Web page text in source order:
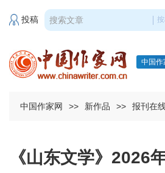
投稿
中国作
中国作家网 >> 新作品 >> 报刊在
《山东文学》2026